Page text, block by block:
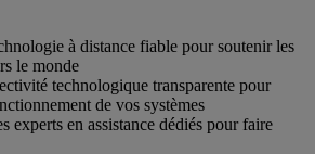
à distance fiable pour soutenir les
le monde
technologique transparente pour
de vos systèmes
experts en assistance dédiés pour faire